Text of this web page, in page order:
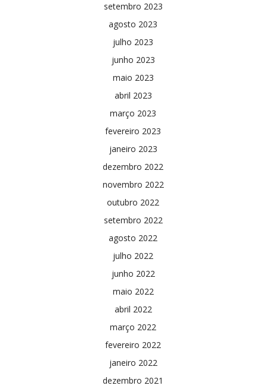
setembro 2023
agosto 2023
julho 2023
junho 2023
maio 2023
abril 2023
março 2023
fevereiro 2023
janeiro 2023
dezembro 2022
novembro 2022
outubro 2022
setembro 2022
agosto 2022
julho 2022
junho 2022
maio 2022
abril 2022
março 2022
fevereiro 2022
janeiro 2022
dezembro 2021